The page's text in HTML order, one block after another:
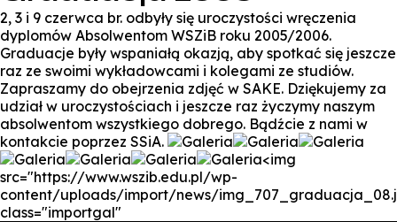
2, 3 i 9 czerwca br. odbyły się uroczystości wręczenia
dyplomów Absolwentom WSZiB roku 2005/2006.
Graduacje były wspaniałą okazją, aby spotkać się jeszcze
raz ze swoimi wykładowcami i kolegami ze studiów.
Zapraszamy do obejrzenia zdjęć w SAKE. Dziękujemy za
udział w uroczystościach i jeszcze raz życzymy naszym
absolwentom wszystkiego dobrego. Bądźcie z nami w
kontakcie poprzez SSiA.
<img
src="https://www.wszib.edu.pl/wp-
content/uploads/import/news/
class="importgal"